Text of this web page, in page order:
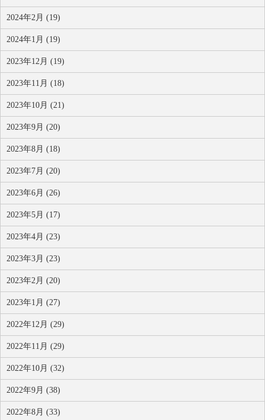
2024年2月 (19)
2024年1月 (19)
2023年12月 (19)
2023年11月 (18)
2023年10月 (21)
2023年9月 (20)
2023年8月 (18)
2023年7月 (20)
2023年6月 (26)
2023年5月 (17)
2023年4月 (23)
2023年3月 (23)
2023年2月 (20)
2023年1月 (27)
2022年12月 (29)
2022年11月 (29)
2022年10月 (32)
2022年9月 (38)
2022年8月 (33)